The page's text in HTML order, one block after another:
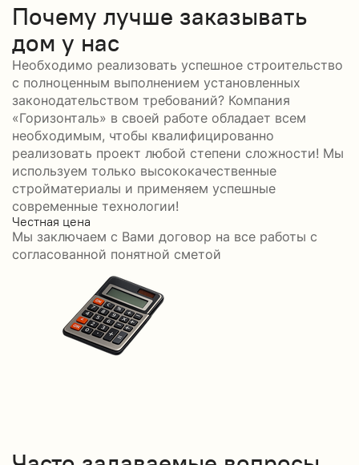
Почему лучше заказывать
дом у нас
Необходимо реализовать успешное строительство
с полноценным выполнением установленных
законодательством требований? Компания
«Горизонталь» в своей работе обладает всем
необходимым, чтобы квалифицированно
реализовать проект любой степени сложности! Мы
используем только высококачественные
стройматериалы и применяем успешные
современные технологии!
Честная цена
Мы заключаем с Вами договор на все работы с
согласованной понятной сметой